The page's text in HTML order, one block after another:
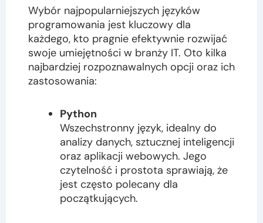
Wybór najpopularniejszych języków
programowania jest kluczowy dla
każdego, kto pragnie efektywnie rozwijać
swoje umiejętności w branży IT. Oto kilka
najbardziej rozpoznawalnych opcji oraz ich
zastosowania:
Python
Wszechstronny język, idealny do
analizy danych, sztucznej inteligencji
oraz aplikacji webowych. Jego
czytelność i prostota sprawiają, że
jest często polecany dla
początkujących.